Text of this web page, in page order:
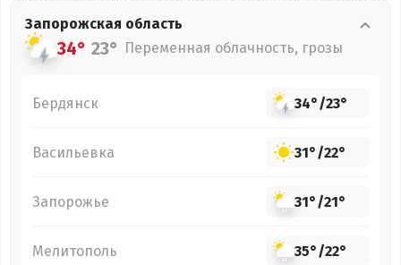
Запорожская область
34° 23° Переменная облачность, грозы
Бердянск 34°/23°
Васильевка 31°/22°
Запорожье 31°/21°
Мелитополь 35°/22°